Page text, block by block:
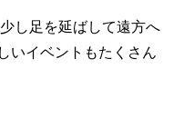
し足を延ばして遠方へ
いイベントもたくさん